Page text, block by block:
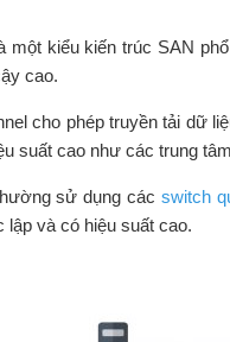
một kiểu kiến trúc SAN
cao.
cho phép truyền tải dữ
suất cao như các trung
sử dụng cácswitch
và có hiệu suất cao.